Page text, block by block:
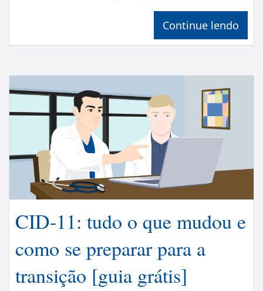
Continue lendo
CID-11: tudo o que mudou e
como se preparar para a
transição [guia grátis]